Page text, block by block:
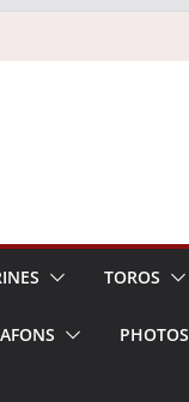
TOROS
PHOTOS